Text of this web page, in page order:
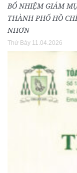
BỔ NHIỆM GIÁM
THÀNH PHỐ HỒ
NHƠN
Thứ Bảy 11.04.2026